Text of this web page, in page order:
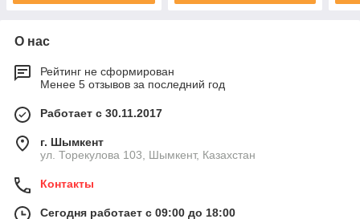
О нас
Рейтинг не сформирован
Менее 5 отзывов за последний год
Работает с 30.11.2017
г. Шымкент
ул. Торекулова 103, Шымкент, Казахстан
Контакты
Сегодня работает с 09:00 до 18:00